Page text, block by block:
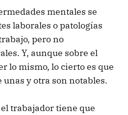
mentales se
laborales o patologías
pero no
Y, aunque sobre el
lo mismo, lo cierto es que
y otra son notables.
trabajador tiene que